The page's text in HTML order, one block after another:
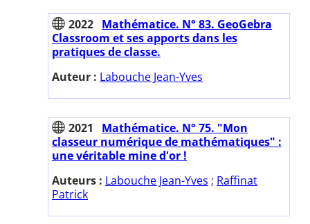
2022 Mathématice. N° 83. GeoGebra
Classroom et ses apports dans les
pratiques de classe.
Auteur : Labouche Jean-Yves
2021
Mathématice. N° 75. "Mon
classeur numérique de mathématiques" :
une véritable mine d'or !
Auteurs : Labouche Jean-Yves ; Raffinat
Patrick